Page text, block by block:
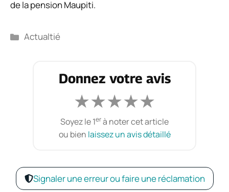
de la pension Maupiti.
Catégories
Actualtié
Donnez votre avis
★★★★★
Soyez le 1erà noter cet article
ou bien laissez un avis détaillé
Signaler une erreur ou faire une réclamation